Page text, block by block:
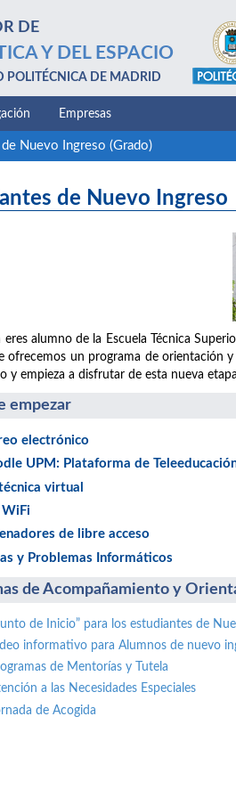
DE
Y DEL ESPACIO
POLITÉCNICA DE MADRID
Empresas
Nuevo Ingreso (Grado)
de Nuevo Ingreso
eres alumno de la Escuela Técnica
ofrecemos un programa de orientación y
y empieza a disfrutar de esta nueva
empezar
electrónico
UPM: Plataforma de
virtual
WiFi
de libre acceso
y Problemas Informáticos
de Acompañamiento y
de Inicio” para los estudiantes de
informativo para Alumnos de nuevo
de Mentorías y Tutela
a las Necesidades Especiales
de Acogida